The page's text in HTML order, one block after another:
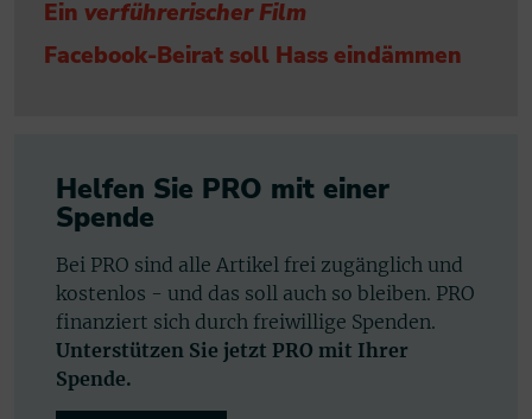
Ein verführerischer Film
Facebook-Beirat soll Hass eindämmen
Helfen Sie PRO mit einer
Spende
Bei PRO sind alle Artikel frei zugänglich und
kostenlos - und das soll auch so bleiben. PRO
finanziert sich durch freiwillige Spenden.
Unterstützen Sie jetzt PRO mit Ihrer
Spende.